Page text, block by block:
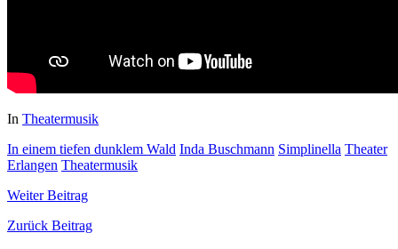
In Theatermusik
In einem tiefen dunklem Wald Inda Buschmann Simplinella Theater
Erlangen Theatermusik
WeiterBeitrag
Zurück Beitrag